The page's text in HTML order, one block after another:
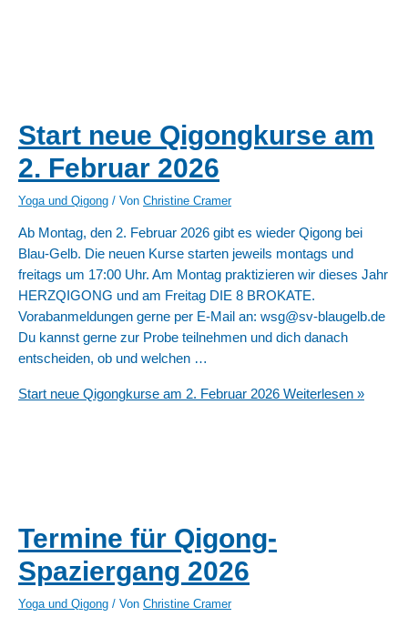
Start neue Qigongkurse am
2. Februar 2026
Yoga und Qigong / Von Christine Cramer
Ab Montag, den 2. Februar 2026 gibt es wieder Qigong bei
Blau-Gelb. Die neuen Kurse starten jeweils montags und
freitags um 17:00 Uhr. Am Montag praktizieren wir dieses Jahr
HERZQIGONG und am Freitag DIE 8 BROKATE.
Vorabanmeldungen gerne per E-Mail an: wsg@sv-blaugelb.de
Du kannst gerne zur Probe teilnehmen und dich danach
entscheiden, ob und welchen …
Start neue Qigongkurse am 2. Februar 2026 Weiterlesen »
Termine für Qigong-
Spaziergang 2026
Yoga und Qigong / Von Christine Cramer